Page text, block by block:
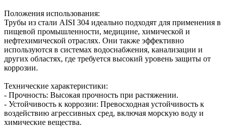
Положения использования:
Трубы из стали AISI 304 идеально подходят для применения в
пищевой промышленности, медицине, химической и
нефтехимической отраслях. Они также эффективно
используются в системах водоснабжения, канализации и
других областях, где требуется высокий уровень защиты от
коррозии.
Технические характеристики:
- Прочность: Высокая прочность при растяжении.
- Устойчивость к коррозии: Превосходная устойчивость к
воздействию агрессивных сред, включая морскую воду и
химические вещества.